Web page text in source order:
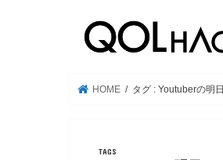
HOME タグ : Youtuberの明日